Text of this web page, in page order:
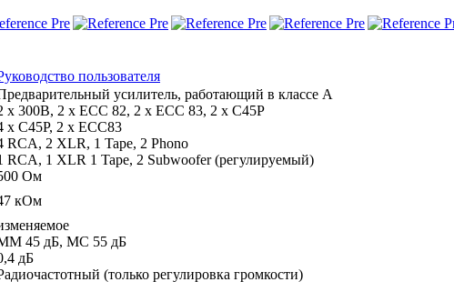
пользователя
усилитель, работающий в классе А
х 300В, 2 х ЕСС 82, 2 х ЕСС 83, 2 х С45Р
х С45Р, 2 х ЕСС83
RCA, 2 XLR, 1 Tape, 2 Phono
RCA, 1 XLR 1 Tape, 2 Subwoofer (регулируемый)
Ом
кОм
45 дБ, МС 55 дБ
дБ
(только регулировка громкости)